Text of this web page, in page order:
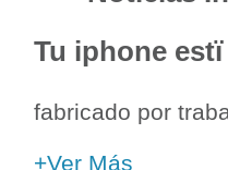
Tu iphone estï
fabricado por
+Ver Más